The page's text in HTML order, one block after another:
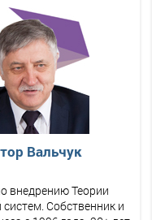
Вальчук
внедрению Теории
Собственник и